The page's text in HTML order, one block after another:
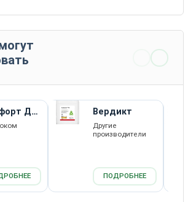
ДМ
Вердикт
Другие
производители
ПОДРОБНЕЕ